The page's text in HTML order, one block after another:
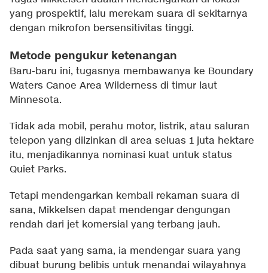
yang prospektif, lalu merekam suara di sekitarnya
dengan mikrofon bersensitivitas tinggi.
Metode pengukur ketenangan
Baru-baru ini, tugasnya membawanya ke Boundary
Waters Canoe Area Wilderness di timur laut
Minnesota.
Tidak ada mobil, perahu motor, listrik, atau saluran
telepon yang diizinkan di area seluas 1 juta hektare
itu, menjadikannya nominasi kuat untuk status
Quiet Parks.
Tetapi mendengarkan kembali rekaman suara di
sana, Mikkelsen dapat mendengar dengungan
rendah dari jet komersial yang terbang jauh.
Pada saat yang sama, ia mendengar suara yang
dibuat burung belibis untuk menandai wilayahnya